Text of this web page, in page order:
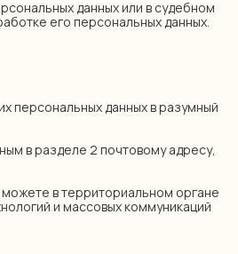
данных или в судебном
его персональных данных.
персональных данных в разумный
в разделе 2 почтовому адресу,
в территориальном органе
и массовых коммуникаций